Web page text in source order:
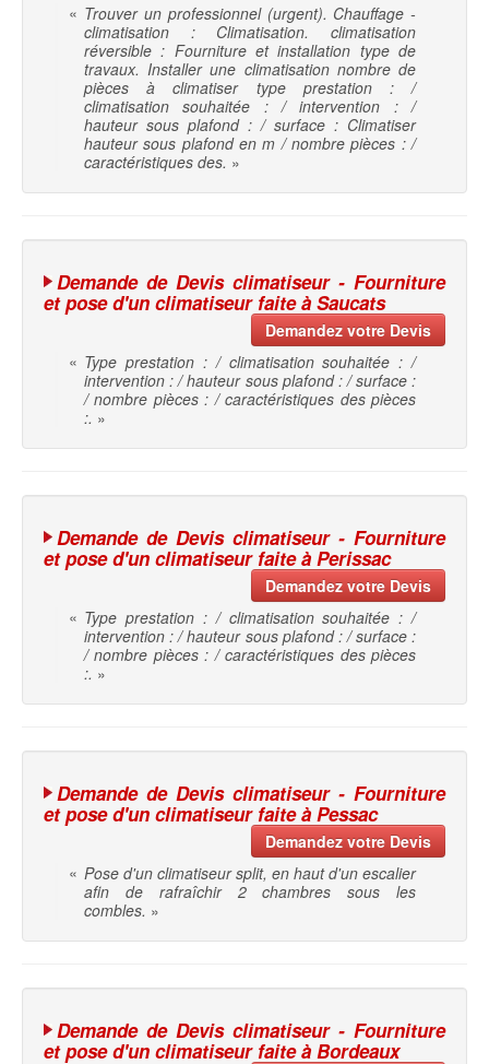
« Trouver un professionnel (urgent). Chauffage -
climatisation : Climatisation. climatisation
réversible : Fourniture et installation type de
travaux. Installer une climatisation nombre de
pièces à climatiser type prestation : /
climatisation souhaitée : / intervention : /
hauteur sous plafond : / surface : Climatiser
hauteur sous plafond en m / nombre pièces : /
caractéristiques des. »
Demande de Devis climatiseur - Fourniture
et pose d'un climatiseur faite à Saucats
Demandez votre Devis
« Type prestation : / climatisation souhaitée : /
intervention : / hauteur sous plafond : / surface :
/ nombre pièces : / caractéristiques des pièces
:. »
Demande de Devis climatiseur - Fourniture
et pose d'un climatiseur faite à Perissac
Demandez votre Devis
« Type prestation : / climatisation souhaitée : /
intervention : / hauteur sous plafond : / surface :
/ nombre pièces : / caractéristiques des pièces
:. »
Demande de Devis climatiseur - Fourniture
et pose d'un climatiseur faite à Pessac
Demandez votre Devis
« Pose d'un climatiseur split, en haut d'un escalier
afin de rafraîchir 2 chambres sous les
combles. »
Demande de Devis climatiseur - Fourniture
et pose d'un climatiseur faite à Bordeaux